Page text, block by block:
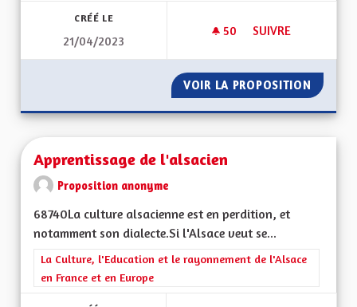
CRÉÉ LE
21/04/2023
50 50 ABONNÉS
SUIVRE
VOIR LA PROPOSITION
Apprentissage de l'alsacien
Proposition anonyme
68740La culture alsacienne est en perdition, et
notamment son dialecte.Si l'Alsace veut se...
Filtrer les résultats de la catégorie : La Culture, l'Education et
La Culture, l'Education et le rayonnement de l'Alsace
en France et en Europe